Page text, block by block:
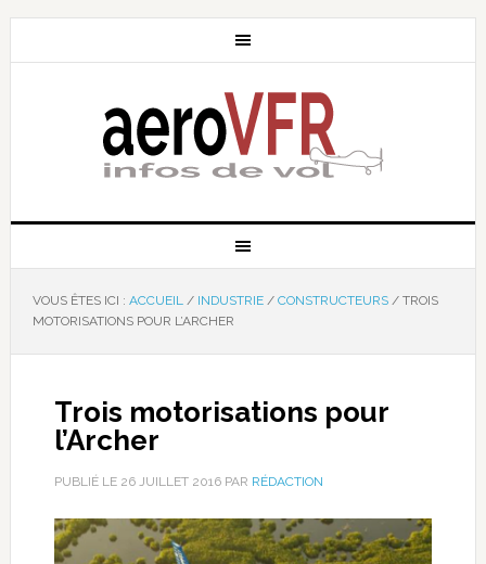
VOUS ÊTES ICI : ACCUEIL / INDUSTRIE / CONSTRUCTEURS /TROIS
MOTORISATIONS POUR L’ARCHER
Trois motorisations pour
l’Archer
PUBLIÉ LE 26 JUILLET 2016PAR RÉDACTION